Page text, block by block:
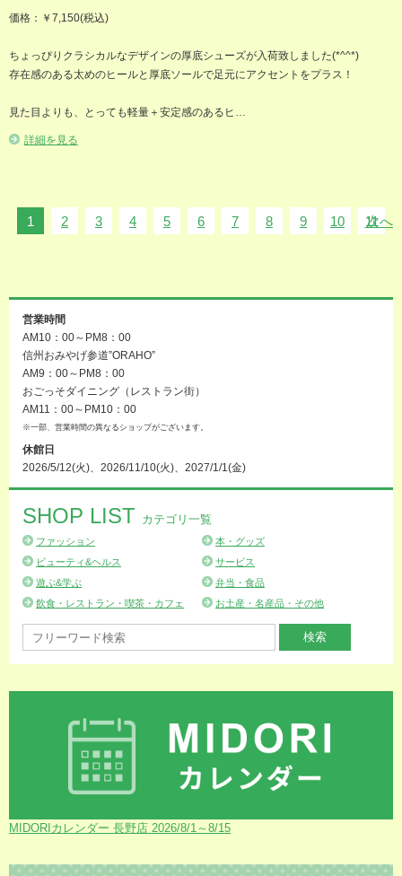
価格：￥7,150(税込)
ちょっぴりクラシカルなデザインの厚底シューズが入荷致しました(*^^*)
存在感のある太めのヒールと厚底ソールで足元にアクセントを‪プラス！
見た目よりも、とっても軽量＋安定感のあるヒ…
詳細を見る
1 2 3 4 5 6 7 8 9 10 11
次へ
営業時間
AM10：00～PM8：00
信州おみやげ参道”ORAHO”
AM9：00～PM8：00
おごっそダイニング（レストラン街）
AM11：00～PM10：00
※一部、営業時間の異なるショップがございます。
休館日
2026/5/12(火)、2026/11/10(火)、2027/1/1(金)
SHOP LIST カテゴリ一覧
ファッション
本・グッズ
ビューティ&ヘルス
サービス
遊ぶ&学ぶ
弁当・食品
飲食・レストラン・喫茶・カフェ
お土産・名産品・その他
MIDORIカレンダー 長野店 2026/8/1～8/15